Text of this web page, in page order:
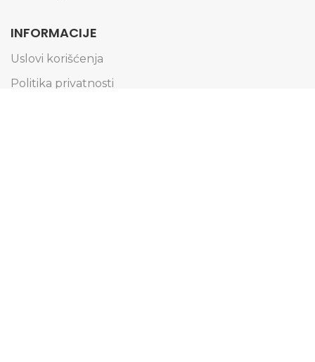
INFORMACIJE
Uslovi korišćenja
Politika privatnosti